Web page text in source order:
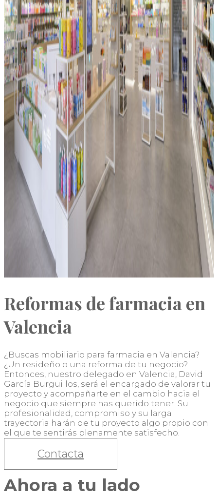
Reformas de farmacia en
Valencia
¿Buscas mobiliario para farmacia en Valencia?
¿Un resideño o una reforma de tu negocio?
Entonces, nuestro delegado en Valencia, David
García Burguillos, será el encargado de valorar tu
proyecto y acompañarte en el cambio hacia el
negocio que siempre has querido tener. Su
profesionalidad, compromiso y su larga
trayectoria harán de tu proyecto algo propio con
el que te sentirás plenamente satisfecho.
Contacta
Ahora a tu lado